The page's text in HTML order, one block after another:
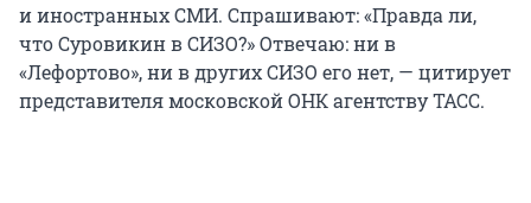
и иностранных СМИ. Спрашивают: «Правда ли,
что Суровикин в СИЗО?» Отвечаю: ни в
«Лефортово», ни в других СИЗО его нет, — цитирует
представителя московской ОНК агентству ТАСС.